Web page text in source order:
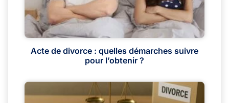
Acte de divorce : quelles démarches suivre
pour l’obtenir ?